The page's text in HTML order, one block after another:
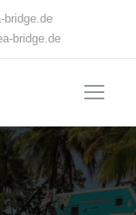
bridge.de
bridge.de